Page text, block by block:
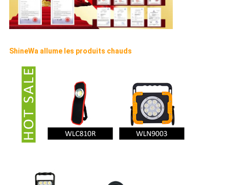
ShineWa allume les produits chauds